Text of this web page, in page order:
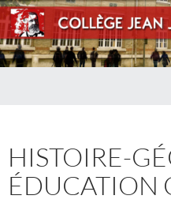
HISTOIRE-
ÉDUCATION